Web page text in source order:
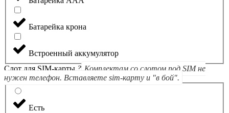
Батарейка крона
Встроенный аккумулятор
Слот для SIM-карты ? Комплектам со слотом под SIM не
нужен телефон. Вставляете sim-карту и "в бой".
Есть